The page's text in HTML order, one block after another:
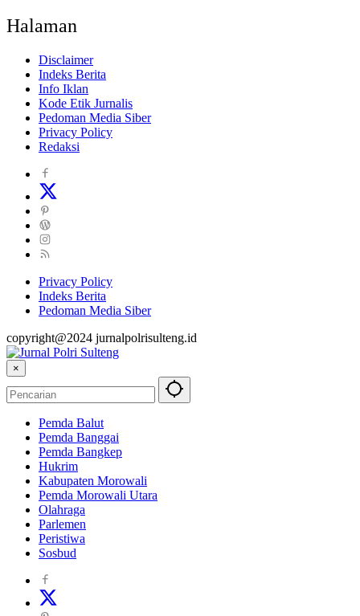
Halaman
Disclaimer
Indeks Berita
Info Iklan
Kode Etik Jurnalis
Pedoman Media Siber
Privacy Policy
Redaksi
Privacy Policy
Indeks Berita
Pedoman Media Siber
copyright@2024 jurnalpolrisulteng.id
×
Pemda Balut
Pemda Banggai
Pemda Bangkep
Hukrim
Kabupaten Morowali
Pemda Morowali Utara
Olahraga
Parlemen
Peristiwa
Sosbud